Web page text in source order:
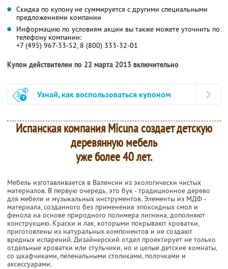
Скидка по купону не суммируется с другими специальными
предложениями компании
Информацию по условиям акции вы также можете уточнить по
телефону компании:
+7 (495) 967-33-52, 8 (800) 333-32-01
Купон действителен по 22 марта 2013 включительно
Узнай, как воспользоваться купоном
Испанская компания Micuna создает детскую
деревянную мебель
уже более 40 лет.
Мебель изготавливается в Валенсии из экологически чистых
материалов. В первую очередь, это бук - традиционное дерево
для мебели и музыкальных инструментов. Элементы из МДФ -
материала, созданного без применения эпоксидных смол и
фенола на основе природного полимера лигнина, дополняют
конструкцию. Краски и лак, которыми покрывают кроватки,
приготовлены из натуральных компонентов и не создают
вредных испарений. Дизайнерский отдел проектирует не только
отдельные кроватки или стульчики, но и целые детские комнаты,
со шкафчиками, пеленальными столиками, полочками и
аксессуарами.